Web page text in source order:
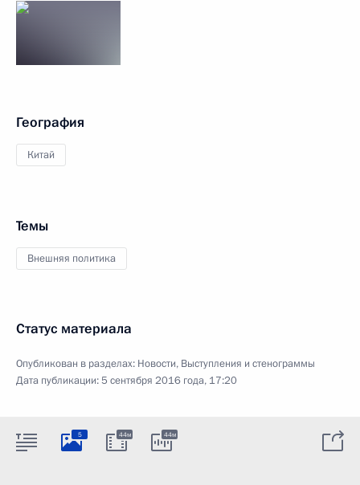
География
Китай
Темы
Внешняя политика
Статус материала
Опубликован в разделах: Новости, Выступления и стенограммы
Дата публикации:5 сентября 2016 года, 17:20
5 44м 44м